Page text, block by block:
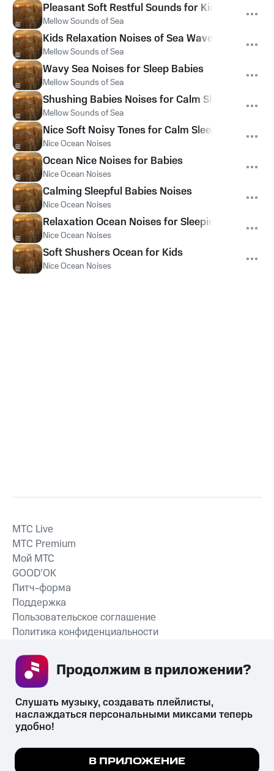
Pleasant Soft Restful Sounds for Kids
Mellow Sounds of Sea
Kids Relaxation Noises of Sea Waves
Mellow Sounds of Sea
Wavy Sea Noises for Sleep Babies
Mellow Sounds of Sea
Shushing Babies Noises for Calm Sleep
Mellow Sounds of Sea
Nice Soft Noisy Tones for Calm Sleep
Nice Ocean Noises
Ocean Nice Noises for Babies
Nice Ocean Noises
Calming Sleepful Babies Noises
Nice Ocean Noises
Relaxation Ocean Noises for Sleeping Babies
Nice Ocean Noises
Soft Shushers Ocean for Kids
Nice Ocean Noises
СКАЧАТЬ ПРИЛОЖЕНИЕ
MTС Live
MTС Premium
Мой МТС
GOOD’OK
Питч-форма
Поддержка
Пользовательское соглашение
Политика конфиденциальности
психотропных веществ, их аналогов причиняет вред здоровью,
их незаконный оборот запрещён и влечёт установленную
Мы используем куки, чтобы на сайте все
Слушать музыку, создавать плейлисты,
наслаждаться персональными миксами теперь
удобно!
В ПРИЛОЖЕНИЕ